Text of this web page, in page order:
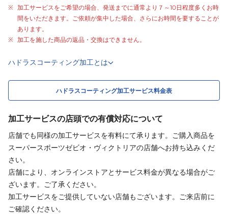
加工サービスをご希望の場合、発送までに通常より ７～10日程度多くお時
間をいただきます。ご依頼が集中した場合、さらにお時間を要することが
あります。
加工を施した商品の返品・交換はできません。
ハドラスコーティング加工とは
ハドラスコーティング加工サービス料金表
加工サービスの店頭での有償対応について
店舗でも同様の加工サービスを有料にて承ります。ご購入商品を
スーパースポーツゼビオ・ヴィクトリアの店舗へお持ち込みくだ
さい。
店舗により、オンラインストアとサービス料金が異なる場合がご
ざいます。ご了承ください。
加工サービスをご提供していない店舗もございます。ご来店前に
ご確認ください。